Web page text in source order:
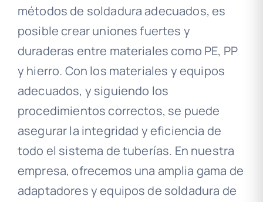
métodos de soldadura adecuados, es
posible crear uniones fuertes y
duraderas entre materiales como PE, PP
y hierro. Con los materiales y equipos
adecuados, y siguiendo los
procedimientos correctos, se puede
asegurar la integridad y eficiencia de
todo el sistema de tuberías. En nuestra
empresa, ofrecemos una amplia gama de
adaptadores y equipos de soldadura de